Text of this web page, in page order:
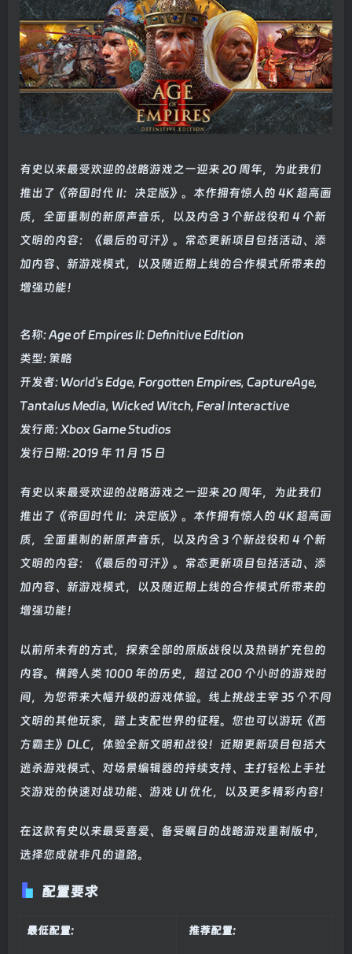
有史以来最受欢迎的战略游戏之一迎来 20 周年，为此我们
推出了《帝国时代 II：决定版》。本作拥有惊人的 4K 超高画
质，全面重制的新原声音乐，以及内含 3 个新战役和 4 个新
文明的内容：《最后的可汗》。常态更新项目包括活动、添
加内容、新游戏模式，以及随近期上线的合作模式所带来的
增强功能！
名称: Age of Empires II: Definitive Edition
类型: 策略
开发者: World's Edge, Forgotten Empires, CaptureAge,
Tantalus Media, Wicked Witch, Feral Interactive
发行商: Xbox Game Studios
发行日期: 2019 年 11 月 15 日
有史以来最受欢迎的战略游戏之一迎来 20 周年，为此我们
推出了《帝国时代 II：决定版》。本作拥有惊人的 4K 超高画
质，全面重制的新原声音乐，以及内含 3 个新战役和 4 个新
文明的内容：《最后的可汗》。常态更新项目包括活动、添
加内容、新游戏模式，以及随近期上线的合作模式所带来的
增强功能！
以前所未有的方式，探索全部的原版战役以及热销扩充包的
内容。横跨人类 1000 年的历史，超过 200 个小时的游戏时
间，为您带来大幅升级的游戏体验。线上挑战主宰 35 个不同
文明的其他玩家，踏上支配世界的征程。您也可以游玩《西
方霸主》DLC，体验全新文明和战役！近期更新项目包括大
逃杀游戏模式、对场景编辑器的持续支持、主打轻松上手社
交游戏的快速对战功能、游戏 UI 优化，以及更多精彩内容！
在这款有史以来最受喜爱、备受瞩目的战略游戏重制版中，
选择您成就非凡的道路。
配置要求
最低配置: 推荐配置: